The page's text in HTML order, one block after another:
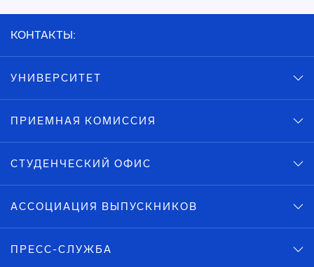
КОНТАКТЫ:
УНИВЕРСИТЕТ
ПРИЕМНАЯ КОМИССИЯ
СТУДЕНЧЕСКИЙ ОФИС
АССОЦИАЦИЯ ВЫПУСКНИКОВ
ПРЕСС-СЛУЖБА